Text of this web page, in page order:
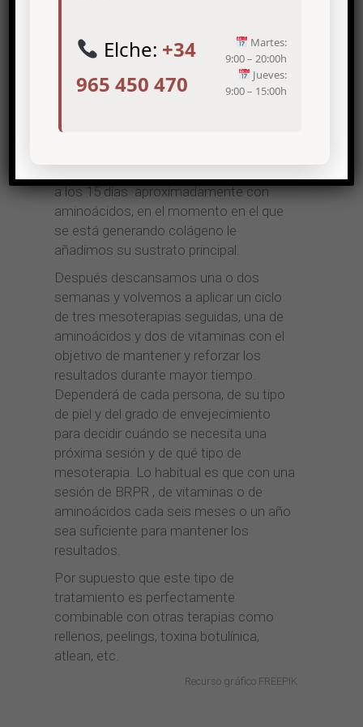
de sus efectos.
Primera sesión con BPRP para que la piel
comience su regeneración. La siguiente
para potenciar el efecto de
a los 15 días aproximadamente con
aminoácidos, en el momento en el que
se está generando colágeno le
añadimos su sustrato principal.
Después descansamos una o dos
semanas y volvemos a aplicar un ciclo
de tres mesoterapias seguidas, una de
aminoácidos y dos de vitaminas con el
objetivo de mantener y reforzar los
resultados durante mayor tiempo.
Dependerá de cada persona, de su tipo
de piel y del grado de envejecimiento
para decidir cuándo se necesita una
próxima sesión y de qué tipo de
mesoterapia. Lo habitual es que con una
sesión de BRPR , de vitaminas o de
aminoácidos cada seis meses o un año
sea suficiente para mantener los
resultados.
Por supuesto que este tipo de
tratamiento es perfectamente
combinable con otras terapias como
rellenos, peelings, toxina botulínica,
atlean, etc.
Recurso gráfico FREEPIK
Elche: +34
965 450 470
Martes:
9:00 – 20:00h
Jueves:
9:00 – 15:00h